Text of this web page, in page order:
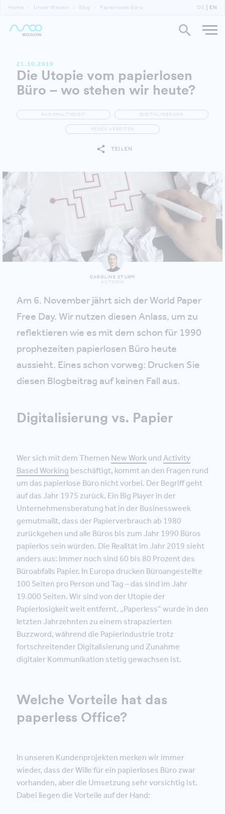
Home Unser Wissen Blog Papierloses Büro DE EN
21.10.2019
Die Utopie vom papierlosen
Büro – wo stehen wir heute?
NACHHALTIGKEIT DIGITALISIERUNG
NEUES ARBEITEN
TEILEN
CAROLINE STURM
AUTORIN
Am 6. November jährt sich der World Paper
Free Day. Wir nutzen diesen Anlass, um zu
reflektieren wie es mit dem schon für 1990
prophezeiten papierlosen Büro heute
aussieht. Eines schon vorweg: Drucken Sie
diesen Blogbeitrag auf keinen Fall aus.
Digitalisierung vs. Papier
Wer sich mit dem Themen New Work und Activity
Based Working beschäftigt, kommt an den Fragen rund
um das papierlose Büro nicht vorbei. Der Begriff geht
auf das Jahr 1975 zurück. Ein Big Player in der
Unternehmensberatung hat in der Businessweek
gemutmaßt, dass der Papierverbrauch ab 1980
zurückgehen und alle Büros bis zum Jahr 1990 Büros
papierlos sein würden. Die Realität im Jahr 2019 sieht
anders aus: Immer noch sind 60 bis 80 Prozent des
Büroabfalls Papier. In Europa drucken Büroangestellte
100 Seiten pro Person und Tag – das sind im Jahr
19.000 Seiten. Wir sind von der Utopie der
Papierlosigkeit weit entfernt. „Paperless“ wurde in den
letzten Jahrzehnten zu einem strapazierten
Buzzword, während die Papierindustrie trotz
fortschreitender Digitalisierung und Zunahme
digitaler Kommunikation stetig gewachsen ist.
Welche Vorteile hat das
paperless Office?
In unseren Kundenprojekten merken wir immer
wieder, dass der Wille für ein papierloses Büro zwar
vorhanden, aber die Umsetzung sehr vorsichtig ist.
Dabei liegen die Vorteile auf der Hand: